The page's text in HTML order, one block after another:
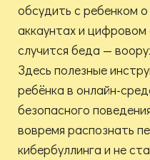
обсудить с ребенком
аккаунтах и
случится беда —
Здесь полезные
ребёнка в онлайн-
безопасного
вовремя распознать
кибербуллинга и не